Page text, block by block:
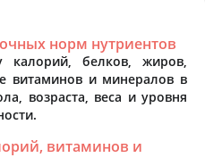
норм нутриентов
калорий, белков, жиров,
витаминов и минералов в
возраста, веса и уровня
витаминов и